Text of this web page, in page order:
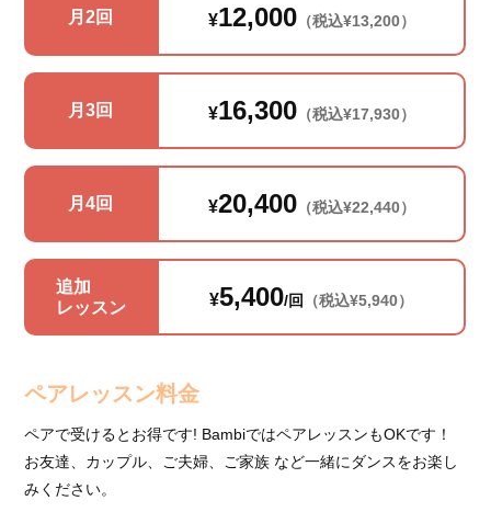
月2回 ¥12,000（税込¥13,200）
月3回 ¥16,300（税込¥17,930）
月4回 ¥20,400（税込¥22,440）
追加
レッスン
¥5,400/回 （税込¥5,940）
ペアレッスン料金
ペアで受けるとお得です! BambiではペアレッスンもOKです！
お友達、カップル、ご夫婦、ご家族 など一緒にダンスをお楽し
みください。